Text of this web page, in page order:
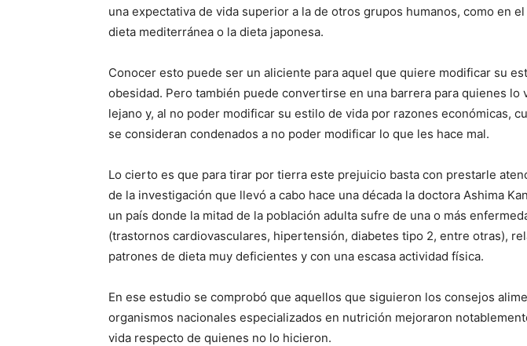
una expectativa de vida superior a la de otros grupos humanos, como en
dieta mediterránea o la dieta japonesa.
Conocer esto puede ser un aliciente para aquel que quiere modificar su
obesidad. Pero también puede convertirse en una barrera para quienes lo
lejano y, al no poder modificar su estilo de vida por razones económicas,
se consideran condenados a no poder modificar lo que les hace mal.
Lo cierto es que para tirar por tierra este prejuicio basta con prestarle
de la investigación que llevó a cabo hace una década la doctora Ashima
un país donde la mitad de la población adulta sufre de una o más
(trastornos cardiovasculares, hipertensión, diabetes tipo 2, entre otras),
patrones de dieta muy deficientes y con una escasa actividad física.
En ese estudio se comprobó que aquellos que siguieron los consejos
organismos nacionales especializados en nutrición mejoraron
vida respecto de quienes no lo hicieron.